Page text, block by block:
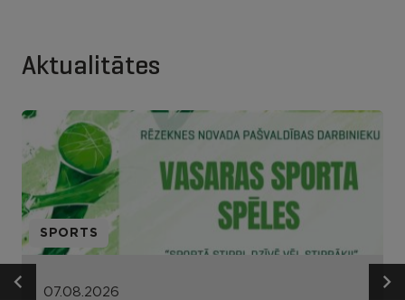
Aktualitātes
SPORTS
07.08.2026